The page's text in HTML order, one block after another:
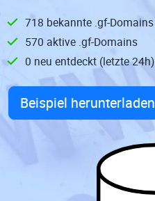
718 bekannte .gf-Domains
570 aktive .gf-Domains
0 neu entdeckt (letzte 24h)
Beispiel herunterladen